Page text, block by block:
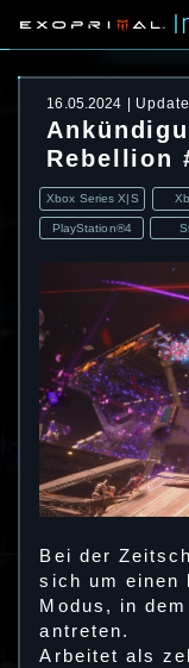
16.05.2024 Update
Rebellion
Xbox Series X|S
PlayStation®4
Bei der
sich um einen
Modus, in
antreten.
Arbeitet als